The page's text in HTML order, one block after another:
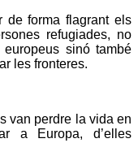
de forma flagrant els
refugiades, no
sinó també
les fronteres.
van perdre la vida en
a Europa, d’elles